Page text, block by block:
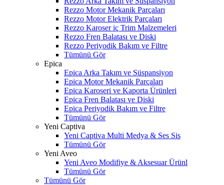
Rezzo Motor Mekanik Parçaları
Rezzo Motor Elektrik Parçaları
Rezzo Karoser iç Trim Malzemeleri
Rezzo Fren Balatası ve Diski
Rezzo Periyodik Bakım ve Filtre
Tümünü Gör
Epica
Epica Arka Takım ve Süspansiyon
Epica Motor Mekanik Parçaları
Epica Karoseri ve Kaporta Ürünleri
Epica Fren Balatası ve Diski
Epica Periyodik Bakım ve Filtre
Tümünü Gör
Yeni Captiva
Yeni Captiva Multi Medya & Ses Sis
Tümünü Gör
Yeni Aveo
Yeni Aveo Modifiye & Aksesuar Ürünl
Tümünü Gör
Tümünü Gör